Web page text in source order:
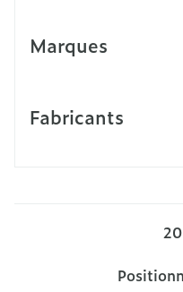
Marques
Fabricants
20
Trier par: